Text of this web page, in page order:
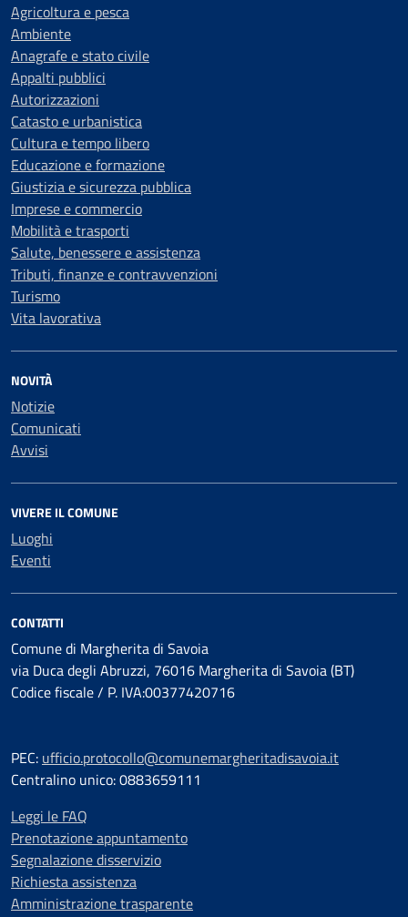
Agricoltura e pesca
Ambiente
Anagrafe e stato civile
Appalti pubblici
Autorizzazioni
Catasto e urbanistica
Cultura e tempo libero
Educazione e formazione
Giustizia e sicurezza pubblica
Imprese e commercio
Mobilità e trasporti
Salute, benessere e assistenza
Tributi, finanze e contravvenzioni
Turismo
Vita lavorativa
NOVITÀ
Notizie
Comunicati
Avvisi
VIVERE IL COMUNE
Luoghi
Eventi
CONTATTI
Comune di Margherita di Savoia
via Duca degli Abruzzi, 76016 Margherita di Savoia (BT)
Codice fiscale / P. IVA:00377420716
PEC: ufficio.protocollo@comunemargheritadisavoia.it
Centralino unico: 0883659111
Leggi le FAQ
Prenotazione appuntamento
Segnalazione disservizio
Richiesta assistenza
Amministrazione trasparente